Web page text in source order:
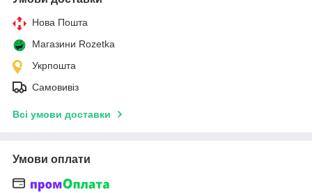
Нова Пошта
Магазини Rozetka
Укрпошта
Самовивіз
Всі умови доставки
Умови оплати